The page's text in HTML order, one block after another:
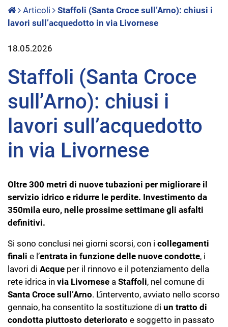
Articoli
Staffoli (Santa Croce sull’Arno): chiusi i
lavori sull’acquedotto in via Livornese
18.05.2026
Staffoli (Santa Croce
sull’Arno): chiusi i
lavori sull’acquedotto
in via Livornese
Oltre 300 metri di nuove tubazioni per migliorare il
servizio idrico e ridurre le perdite. Investimento da
350mila euro, nelle prossime settimane gli asfalti
definitivi.
Si sono conclusi nei giorni scorsi, con i collegamenti
finali e l’entrata in funzione delle nuove condotte, i
lavori di Acque per il rinnovo e il potenziamento della
rete idrica in via Livornese a Staffoli, nel comune di
Santa Croce sull’Arno. L’intervento, avviato nello scorso
gennaio, ha consentito la sostituzione di un tratto di
condotta piuttosto deteriorato e soggetto in passato